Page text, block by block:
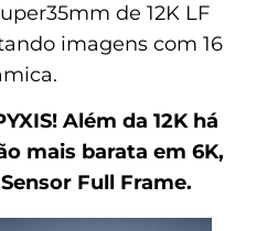
de 12K LF
imagens com 16
Além da 12K há
mais barata em 6K,
Full Frame.